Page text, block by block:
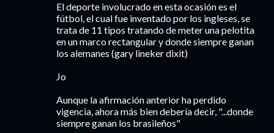
El deporte involucrado en esta ocasión es el
fútbol, el cual fue inventado por los ingleses, se
trata de 11 tipos tratando de meter una pelotita
en un marco rectangular y donde siempre ganan
los alemanes (gary lineker dixit)
Jo
Aunque la afirmación anterior ha perdido
vigencia, ahora más bien debería decir, "...donde
siempre ganan los brasileños"